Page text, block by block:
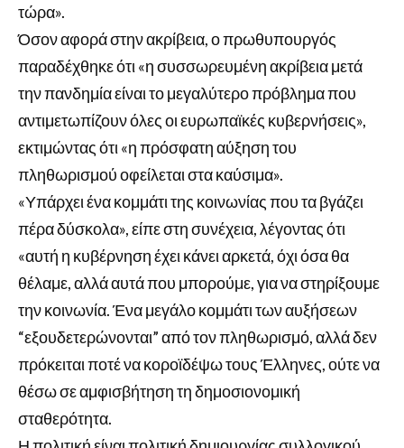
τώρα».
Όσον αφορά στην ακρίβεια, ο πρωθυπουργός
παραδέχθηκε ότι «η συσσωρευμένη ακρίβεια μετά
την πανδημία είναι το μεγαλύτερο πρόβλημα που
αντιμετωπίζουν όλες οι ευρωπαϊκές κυβερνήσεις»,
εκτιμώντας ότι «η πρόσφατη αύξηση του
πληθωρισμού οφείλεται στα καύσιμα».
«Υπάρχει ένα κομμάτι της κοινωνίας που τα βγάζει
πέρα δύσκολα», είπε στη συνέχεια, λέγοντας ότι
«αυτή η κυβέρνηση έχει κάνει αρκετά, όχι όσα θα
θέλαμε, αλλά αυτά που μπορούμε, για να στηρίξουμε
την κοινωνία. Ένα μεγάλο κομμάτι των αυξήσεων
“εξουδετερώνονται” από τον πληθωρισμό, αλλά δεν
πρόκειται ποτέ να κοροϊδέψω τους Έλληνες, ούτε να
θέσω σε αμφισβήτηση τη δημοσιονομική
σταθερότητα.